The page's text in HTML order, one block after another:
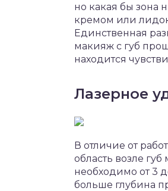
но какая бы зона
кремом или
Единственная
макияж с губ
находится
Лазерное
В отличие от
область возле
необходимо от 3
больше глубина